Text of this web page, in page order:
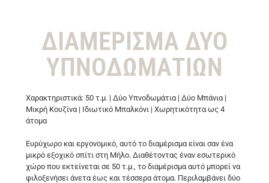
ΔΙΑΜΕΡΙΣΜΑ ΔΥΟ
ΥΠΝΟΔΩΜΑΤΙΩΝ
Χαρακτηριστικά: 50 τ.μ. | Δύο Υπνοδωμάτια | Δύο Μπάνια |
Μικρή Κουζίνα | Ιδιωτικό Μπαλκόνι | Χωρητικότητα ως 4
άτομα
Ευρύχωρο και εργονομικό, αυτό το διαμέρισμα είναι σαν ένα
μικρό εξοχικό σπίτι στη Μήλο. Διαθέτοντας έναν εσωτερικό
χώρο που εκτείνεται σε 50 τ.μ., το διαμέρισμα αυτό μπορεί να
φιλοξενήσει άνετα έως και τέσσερα άτομα. Περιλαμβάνει δύο